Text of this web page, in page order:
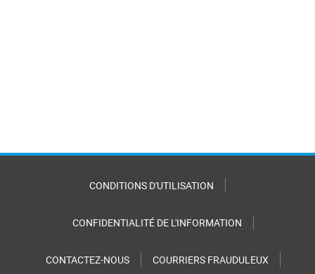
CONDITIONS D'UTILISATION
CONFIDENTIALITÉ DE L'INFORMATION
CONTACTEZ-NOUS COURRIERS FRAUDULEUX